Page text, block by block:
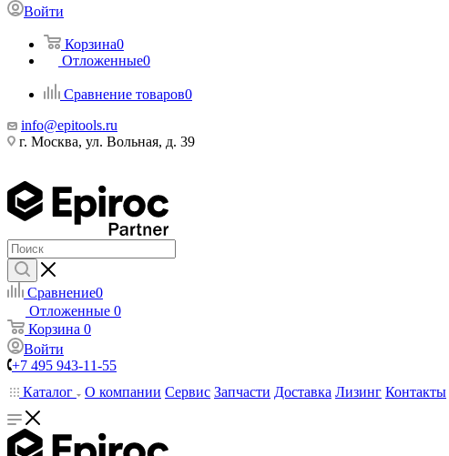
Войти
Корзина0
Отложенные0
Сравнение товаров0
info@epitools.ru
г. Москва, ул. Вольная, д. 39
Сравнение0
Отложенные 0
Корзина 0
Войти
+7 495 943-11-55
Каталог
О компании Сервис Запчасти Доставка Лизинг Контакты